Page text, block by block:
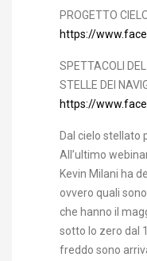
PROGETTO
https://
SPETTACOLI
STELLE DEI
https://
Dal cielo stellato
All’ultimo
Kevin Milani ha
ovvero quali
che hanno il
sotto lo zero dal
freddo sono